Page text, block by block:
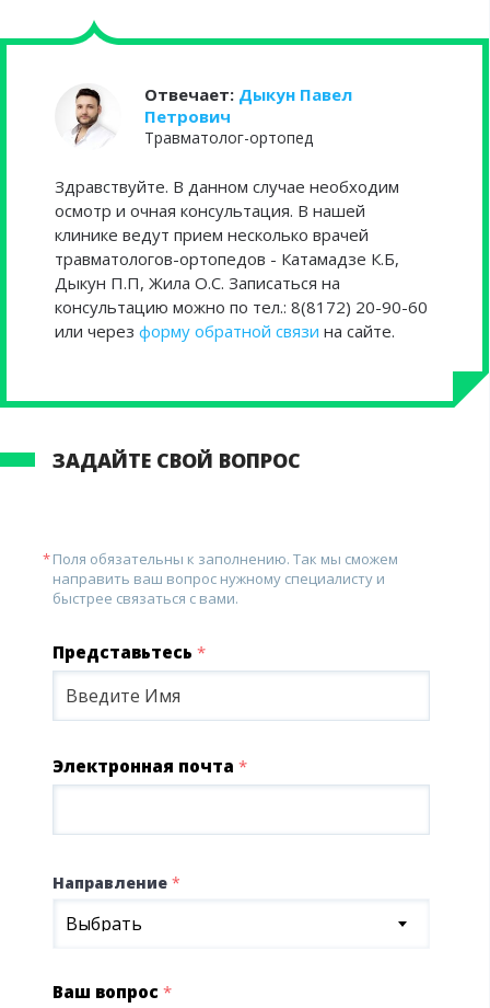
Отвечает: Дыкун Павел
Петрович
Травматолог-ортопед
Здравствуйте. В данном случае необходим
осмотр и очная консультация. В нашей
клинике ведут прием несколько врачей
травматологов-ортопедов - Катамадзе К.Б,
Дыкун П.П, Жила О.С. Записаться на
консультацию можно по тел.: 8(8172) 20-90-60
или через форму обратной связи на сайте.
ЗАДАЙТЕ СВОЙ ВОПРОС
Поля обязательны к заполнению. Так мы сможем
направить ваш вопрос нужному специалисту и
быстрее связаться с вами.
Представьтесь *
Электронная почта *
Направление *
Выбрать
Ваш вопрос *